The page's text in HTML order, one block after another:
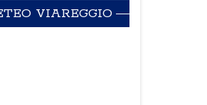
VIAREGGIO